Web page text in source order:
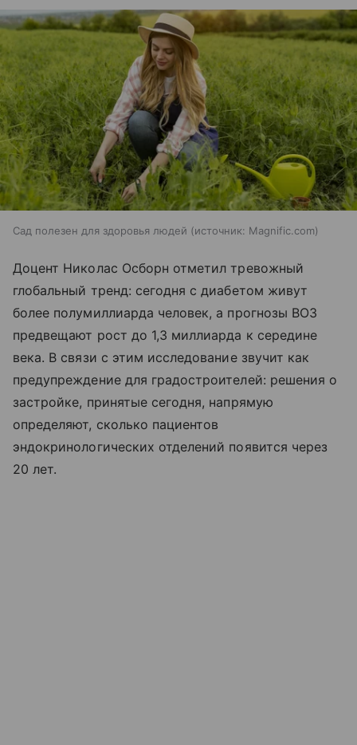
Сад полезен для здоровья людей источник: Magnific.com
Доцент Николас Осборн отметил тревожный
глобальный тренд: сегодня с диабетом живут
более полумиллиарда человек, а прогнозы ВОЗ
предвещают рост до 1,3 миллиарда к середине
века. В связи с этим исследование звучит как
предупреждение для градостроителей: решения о
застройке, принятые сегодня, напрямую
определяют, сколько пациентов
эндокринологических отделений появится через
20 лет.